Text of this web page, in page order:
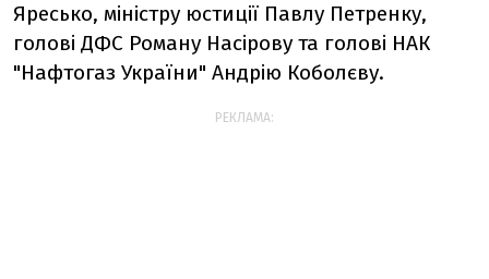
Яресько, міністру юстиції Павлу Петренку,
голові ДФС Роману Насірову та голові НАК
"Нафтогаз України" Андрію Коболєву.
РЕКЛАМА: